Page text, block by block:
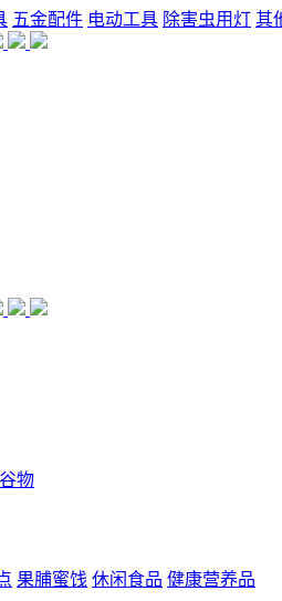
五金配件 电动工具 除害虫用灯 其
物
果脯蜜饯 休闲食品 健康营养品